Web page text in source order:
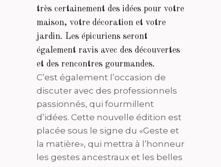
très certainement des idées pour votre
maison, votre décoration et votre
jardin. Les épicuriens seront
également ravis avec des découvertes
et des rencontres gourmandes.
C’est également l’occasion de
discuter avec des professionnels
passionnés, qui fourmillent
d’idées. Cette nouvelle édition est
placée sous le signe du «Geste et
la matière», qui mettra à l’honneur
les gestes ancestraux et les belles